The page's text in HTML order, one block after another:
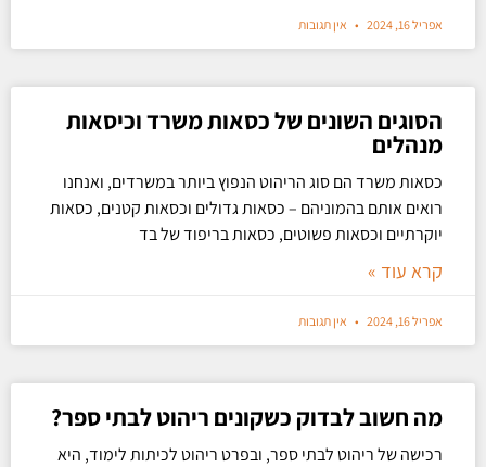
אפריל 16, 2024 אין תגובות
הסוגים השונים של כסאות משרד וכיסאות
מנהלים
כסאות משרד הם סוג הריהוט הנפוץ ביותר במשרדים, ואנחנו
רואים אותם בהמוניהם – כסאות גדולים וכסאות קטנים, כסאות
יוקרתיים וכסאות פשוטים, כסאות בריפוד של בד
קרא עוד »
אפריל 16, 2024 אין תגובות
מה חשוב לבדוק כשקונים ריהוט לבתי ספר?
רכישה של ריהוט לבתי ספר, ובפרט ריהוט לכיתות לימוד, היא